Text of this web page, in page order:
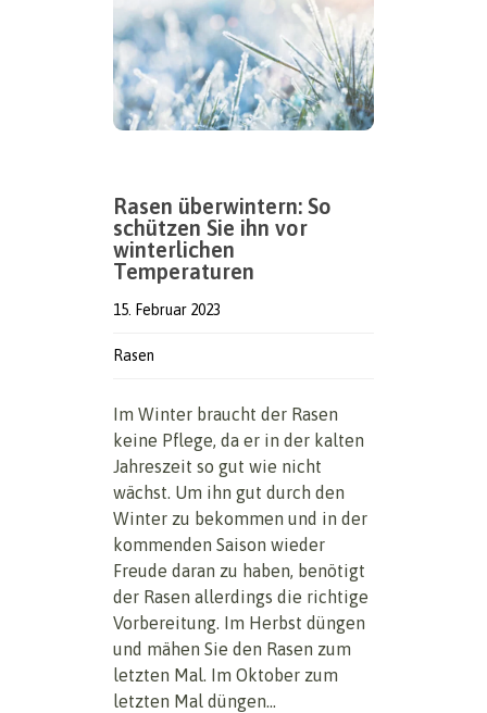
Rasen überwintern: So
schützen Sie ihn vor
winterlichen
Temperaturen
15. Februar 2023
Rasen
Im Winter braucht der Rasen
keine Pflege, da er in der kalten
Jahreszeit so gut wie nicht
wächst. Um ihn gut durch den
Winter zu bekommen und in der
kommenden Saison wieder
Freude daran zu haben, benötigt
der Rasen allerdings die richtige
Vorbereitung. Im Herbst düngen
und mähen Sie den Rasen zum
letzten Mal. Im Oktober zum
letzten Mal düngen...